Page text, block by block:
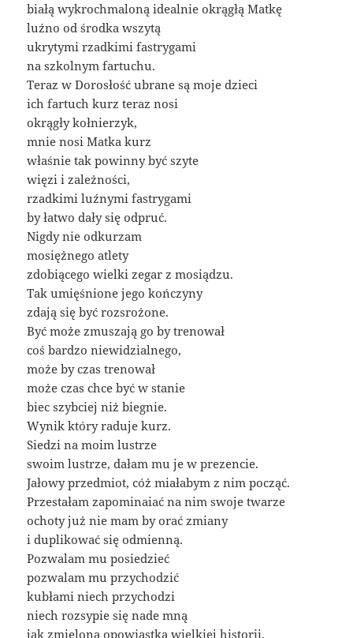
białą wykrochmaloną idealnie okrągłą Matkę
luźno od środka wszytą
ukrytymi rzadkimi fastrygami
na szkolnym fartuchu.
Teraz w Dorosłość ubrane są moje dzieci
ich fartuch kurz teraz nosi
okrągły kołnierzyk,
mnie nosi Matka kurz
właśnie tak powinny być szyte
więzi i zależności,
rzadkimi luźnymi fastrygami
by łatwo dały się odpruć.
Nigdy nie odkurzam
mosiężnego atlety
zdobiącego wielki zegar z mosiądzu.
Tak umięśnione jego kończyny
zdają się być rozsrożone.
Być może zmuszają go by trenował
coś bardzo niewidzialnego,
może by czas trenował
może czas chce być w stanie
biec szybciej niż biegnie.
Wynik który raduje kurz.
Siedzi na moim lustrze
swoim lustrze, dałam mu je w prezencie.
Jałowy przedmiot, cóż miałabym z nim począć.
Przestałam zapominaiać na nim swoje twarze
ochoty już nie mam by orać zmiany
i duplikować się odmienną.
Pozwalam mu posiedzieć
pozwalam mu przychodzić
kubłami niech przychodzi
niech rozsypie się nade mną
jak zmielona opowiastka wielkiej historii,